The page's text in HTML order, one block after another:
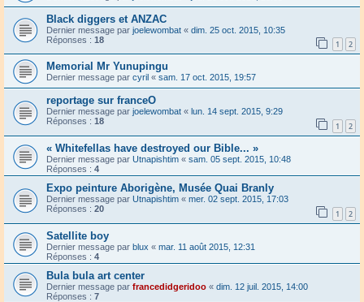
Black diggers et ANZAC
Dernier message par joelewombat « dim. 25 oct. 2015, 10:35
Réponses : 18 1 2
Memorial Mr Yunupingu
Dernier message par cyril « sam. 17 oct. 2015, 19:57
reportage sur franceO
Dernier message par joelewombat « lun. 14 sept. 2015, 9:29
Réponses : 18 1 2
« Whitefellas have destroyed our Bible... »
Dernier message par Utnapishtim « sam. 05 sept. 2015, 10:48
Réponses : 4
Expo peinture Aborigène, Musée Quai Branly
Dernier message par Utnapishtim « mer. 02 sept. 2015, 17:03
Réponses : 20 1 2
Satellite boy
Dernier message par blux « mar. 11 août 2015, 12:31
Réponses : 4
Bula bula art center
Dernier message par francedidgeridoo « dim. 12 juil. 2015, 14:00
Réponses : 7